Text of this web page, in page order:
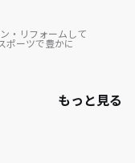
・リフォームして
ポーツで豊かに
もっと見る